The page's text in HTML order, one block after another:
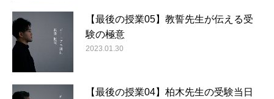
【最後の授業05】教誓先生が伝える受
験の極意
2023.01.30
【最後の授業04】柏木先生の受験当日